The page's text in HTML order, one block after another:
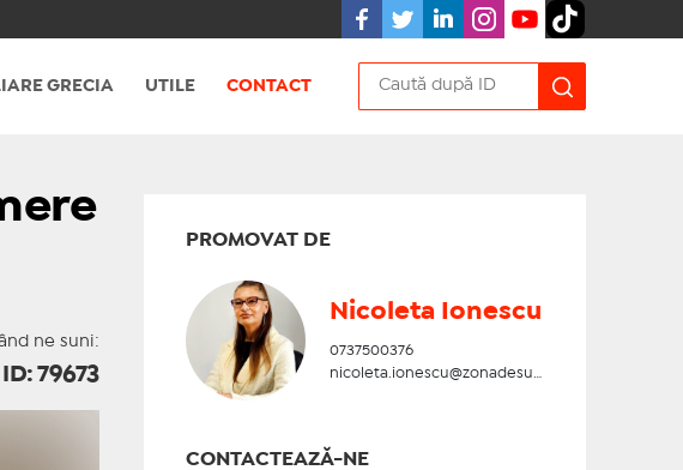
GRECIA UTILE CONTACT
ne suni:
ID: 79673
PROMOVAT DE
Nicoleta Ionescu
0737500376
CONTACTEAZĂ-NE